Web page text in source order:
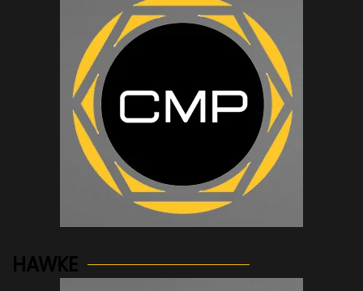
See more...
HAWKE